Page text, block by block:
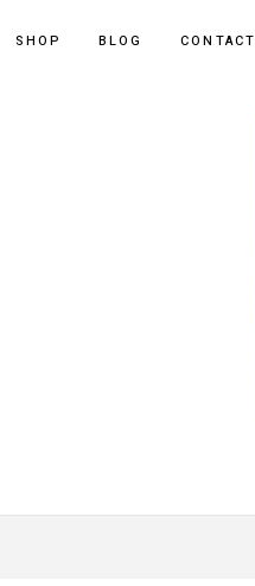
SHOP BLOG CONTACT